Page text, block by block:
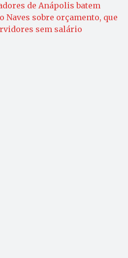
de Anápolis batem
Naves sobre orçamento, que
sem salário